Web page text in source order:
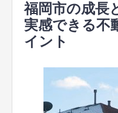
福岡市の成長
実感できる不
イント